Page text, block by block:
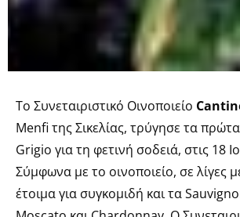
Το Συνεταιριστικό Οινοποιείο
Menfi της Σικελίας, τρύγησε τα
Grigio για τη φετινή σοδειά, στις 18
Σύμφωνα με το οινοποιείο, σε λίγες
έτοιμα για συγκομιδή και τα